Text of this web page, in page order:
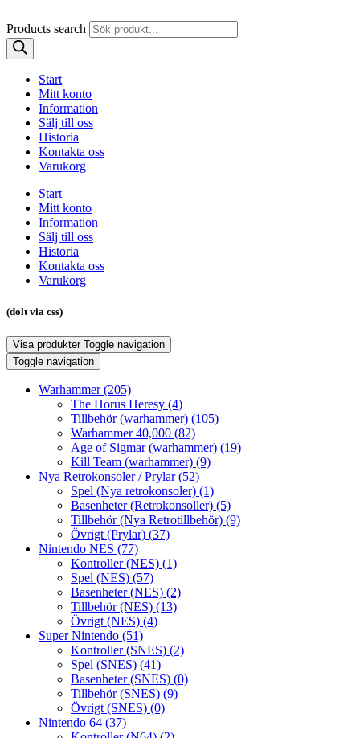
Products search
Start
Mitt konto
Information
Sälj till oss
Historia
Kontakta oss
Varukorg
Start
Mitt konto
Information
Sälj till oss
Historia
Kontakta oss
Varukorg
(dolt via css)
Visa produkter Toggle navigation
Toggle navigation
Warhammer(205)
The Horus Heresy (4)
Tillbehör (warhammer) (105)
Warhammer 40,000 (82)
Age of Sigmar (warhammer) (19)
Kill Team (warhammer) (9)
Nya Retrokonsoler / Prylar(52)
Spel (Nya retrokonsoler) (1)
Basenheter (Retrokonsoller) (5)
Tillbehör (Nya Retrotillbehör) (9)
Övrigt (Prylar) (37)
Nintendo NES (77)
Kontroller (NES) (1)
Spel (NES) (57)
Basenheter (NES) (2)
Tillbehör (NES) (13)
Övrigt (NES) (4)
Super Nintendo (51)
Kontroller (SNES) (2)
Spel (SNES) (41)
Basenheter (SNES) (0)
Tillbehör (SNES) (9)
Övrigt (SNES) (0)
Nintendo 64 (37)